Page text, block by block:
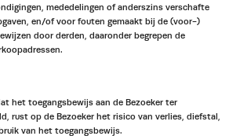
mededelingen of anderszins verschafte
en/of voor fouten gemaakt bij de (voor-)
door derden, daaronder begrepen de
het toegangsbewijs aan de Bezoeker ter
rust op de Bezoeker het risico van verlies, diefstal,
van het toegangsbewijs.